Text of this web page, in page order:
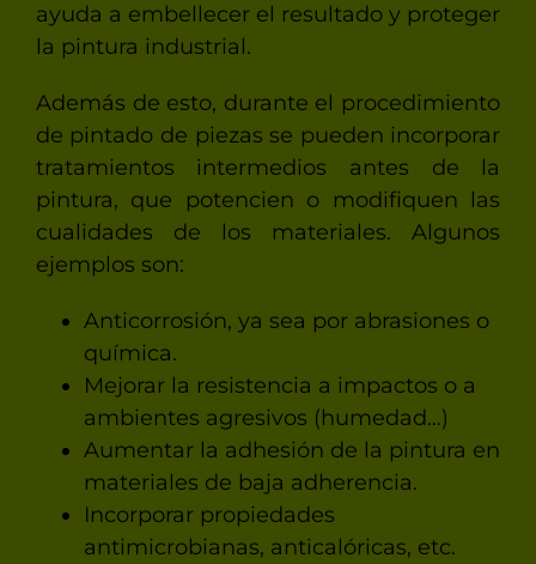
ayuda a embellecer el resultado y proteger
la pintura industrial.
Además de esto, durante el procedimiento
de pintado de piezas se pueden incorporar
tratamientos intermedios antes de la
pintura, que potencien o modifiquen las
cualidades de los materiales. Algunos
ejemplos son:
Anticorrosión, ya sea por abrasiones o
química.
Mejorar la resistencia a impactos o a
ambientes agresivos (humedad…)
Aumentar la adhesión de la pintura en
materiales de baja adherencia.
Incorporar propiedades
antimicrobianas, anticalóricas, etc.